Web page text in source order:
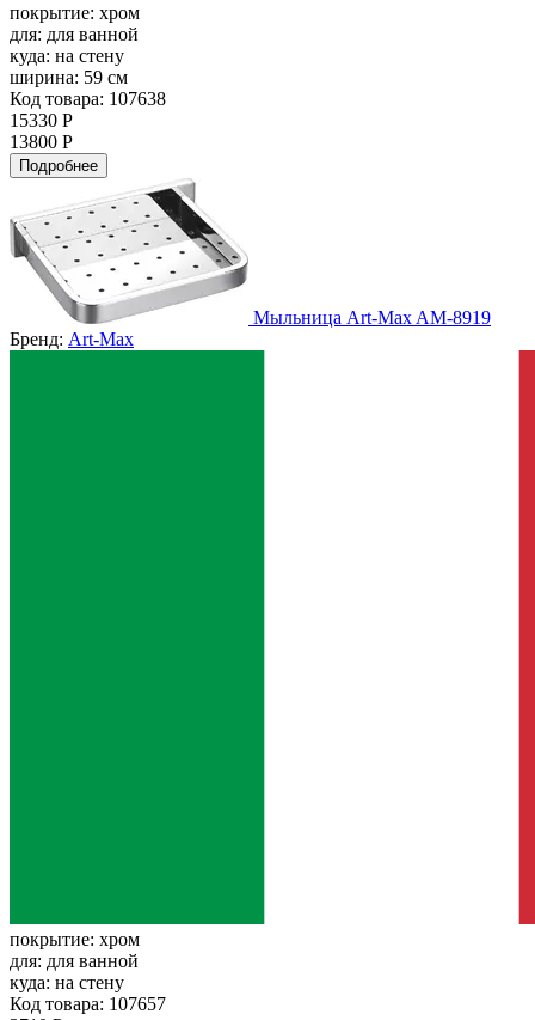
покрытие: хром
для: для ванной
куда: на стену
ширина: 59 см
Код товара: 107638
15330 Р
13800 Р
Подробнее
Мыльница Art-Max AM-8919
Бренд: Art-Max
покрытие: хром
для: для ванной
куда: на стену
Код товара: 107657